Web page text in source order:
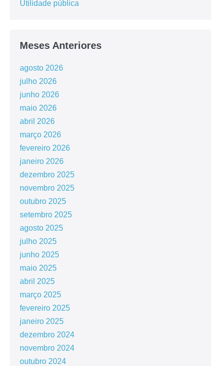
Utilidade pública
Meses Anteriores
agosto 2026
julho 2026
junho 2026
maio 2026
abril 2026
março 2026
fevereiro 2026
janeiro 2026
dezembro 2025
novembro 2025
outubro 2025
setembro 2025
agosto 2025
julho 2025
junho 2025
maio 2025
abril 2025
março 2025
fevereiro 2025
janeiro 2025
dezembro 2024
novembro 2024
outubro 2024